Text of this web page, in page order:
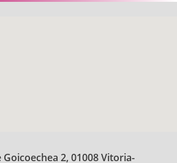
Goicoechea 2, 01008 Vitoria-